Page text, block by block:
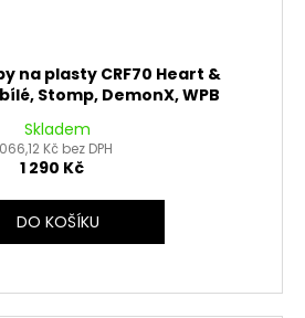
na plasty CRF70 Heart &
Stomp, DemonX, WPB
Skladem
Kč bez DPH
1 290 Kč
DO KOŠÍKU